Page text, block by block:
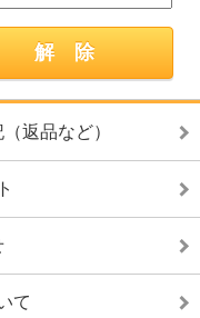
返品など）
て